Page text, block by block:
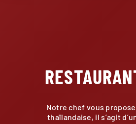
Notre chef vous
thaïlandaise, il s’agit